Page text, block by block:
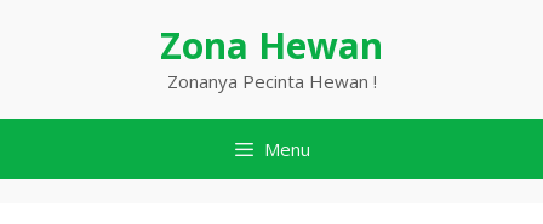
Zona Hewan
Zonanya Pecinta Hewan !
Menu